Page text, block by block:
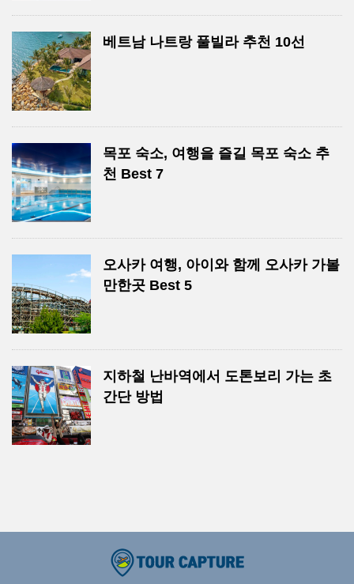
베트남 나트랑 풀빌라 추천 10선
목포 숙소, 여행을 즐길 목포 숙소 추
천 Best 7
오사카 여행, 아이와 함께 오사카 가볼
만한곳 Best 5
지하철 난바역에서 도톤보리 가는 초
간단 방법